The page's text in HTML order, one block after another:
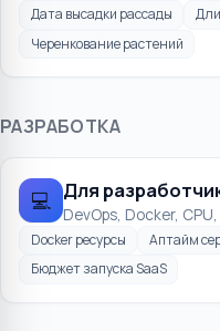
Дата высадки рассады
Черенкование растений
РАЗРАБОТКА
💻 Для
DevOps, Docker,
Docker ресурсы Аптайм
Бюджет запуска SaaS